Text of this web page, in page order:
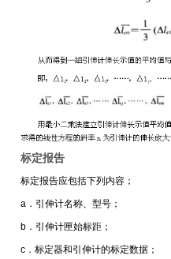
标定报告
标定报告应包括下列内容；
a．引伸计名称、型号；
b．引伸计匣始标距；
c．标定器和引伸计的标定数据；